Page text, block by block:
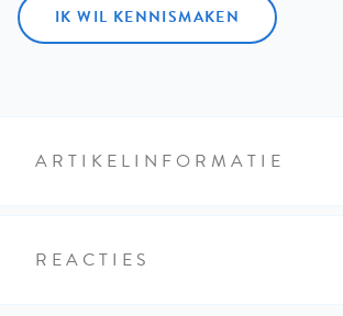
IK WIL KENNISMAKEN
ARTIKELINFORMATIE
REACTIES